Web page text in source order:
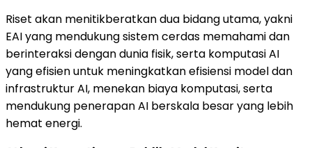
Riset akan menitikberatkan dua bidang utama, yakni
EAI yang mendukung sistem cerdas memahami dan
berinteraksi dengan dunia fisik, serta komputasi AI
yang efisien untuk meningkatkan efisiensi model dan
infrastruktur AI, menekan biaya komputasi, serta
mendukung penerapan AI berskala besar yang lebih
hemat energi.